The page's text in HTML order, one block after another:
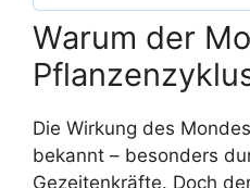
Warum der
Die Wirkung des
bekannt – besonders
Gezeitenkräfte. Doch